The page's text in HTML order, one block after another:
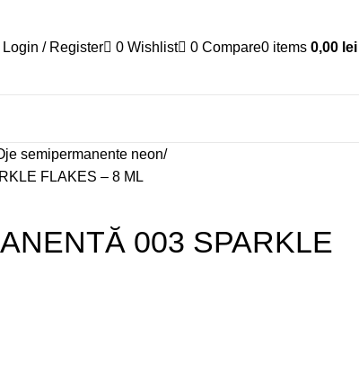
Login / Register 0 Wishlist 0 Compare0 items 0,00 lei
semipermanente neon
FLAKES – 8 ML
003 SPARKLE